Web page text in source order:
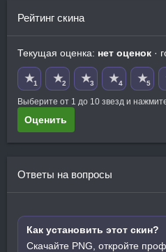
Рейтинг скина
Текущая оценка: нет оценок ·
★1 ★2 ★3 ★4 ★5
Выберите от 1 до 10 звезд и
Оценить
Ответы на вопросы
Как установить этот скин?
Скачайте PNG, откройте